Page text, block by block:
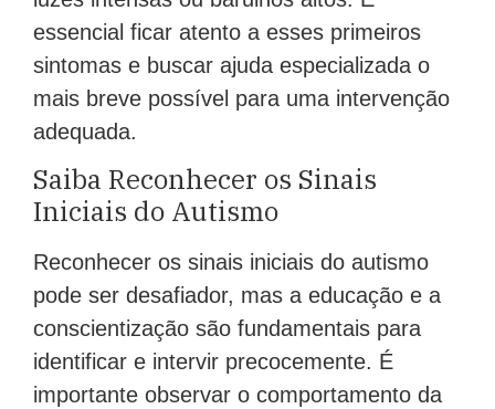
essencial ficar atento a esses primeiros
sintomas e buscar ajuda especializada o
mais breve possível para uma intervenção
adequada.
Saiba Reconhecer os Sinais
Iniciais do Autismo
Reconhecer os sinais iniciais do autismo
pode ser desafiador, mas a educação e a
conscientização são fundamentais para
identificar e intervir precocemente. É
importante observar o comportamento da